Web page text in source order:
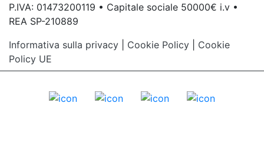
P.IVA: 01473200119 • Capitale sociale 50000€ i.v •
REA SP-210889
Informativa sulla privacy
Cookie Policy
Cookie
Policy UE